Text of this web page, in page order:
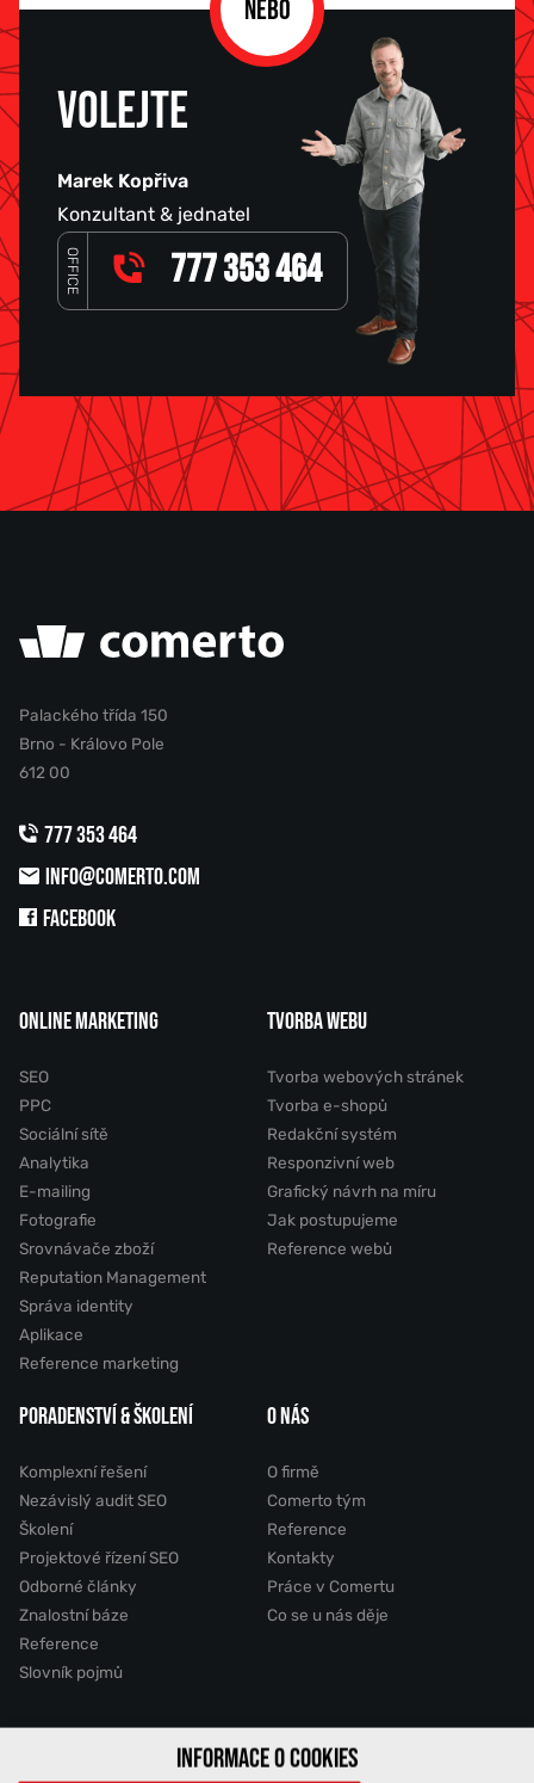
NEBO
VOLEJTE
Marek Kopřiva
Konzultant & jednatel
OFFICE 777 353 464
Palackého třída 150
Brno - Královo Pole
612 00
777 353 464
INFO@COMERTO.COM
FACEBOOK
ONLINE MARKETING
SEO
PPC
Sociální sítě
Analytika
E-mailing
Fotografie
Srovnávače zboží
Reputation Management
Správa identity
Aplikace
Reference marketing
TVORBA WEBU
Tvorba webových stránek
Tvorba e-shopů
Redakční systém
Responzivní web
Grafický návrh na míru
Jak postupujeme
Reference webů
PORADENSTVÍ & ŠKOLENÍ
Komplexní řešení
Nezávislý audit SEO
Školení
Projektové řízení SEO
Odborné články
Znalostní báze
Reference
Slovník pojmů
O NÁS
O firmě
Comerto tým
Reference
Kontakty
Práce v Comertu
Co se u nás děje
2011 - 2026 © Comerto, s.r.o.INFORMACE O COOKIES